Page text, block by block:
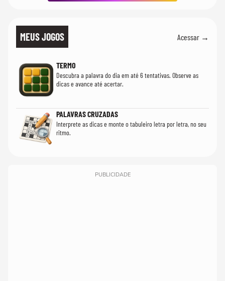
MEUS JOGOS Acessar →
TERMO
Descubra a palavra do dia em até 6 tentativas. Observe as
dicas e avance até acertar.
PALAVRAS CRUZADAS
Interprete as dicas e monte o tabuleiro letra por letra, no seu
ritmo.
PUBLICIDADE